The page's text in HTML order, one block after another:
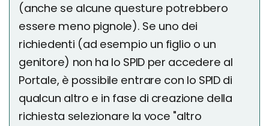
(anche se alcune questure potrebbero
essere meno pignole). Se uno dei
richiedenti (ad esempio un figlio o un
genitore) non ha lo SPID per accedere al
Portale, è possibile entrare con lo SPID di
qualcun altro e in fase di creazione della
richiesta selezionare la voce "altro